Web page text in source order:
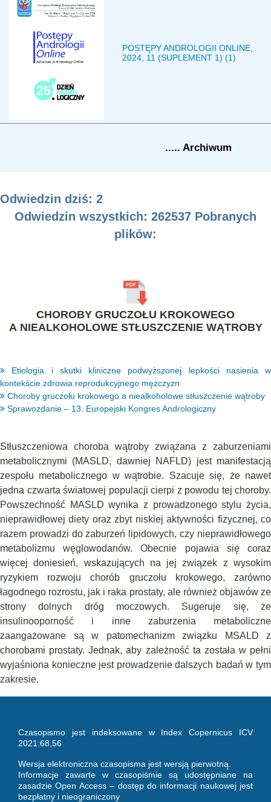
POSTĘPY ANDROLOGII ONLINE,
2024, 11 (SUPLEMENT 1) (1)
..... Archiwum
Odwiedzin dziś: 2
Odwiedzin wszystkich: 262537 Pobranych
plików:
CHOROBY GRUCZOŁU KROKOWEGO
A NIEALKOHOLOWE STŁUSZCZENIE WĄTROBY
Etiologia i skutki kliniczne podwyższonej lepkości nasienia w
kontekście zdrowia reprodukcyjnego mężczyzn
Choroby gruczołu krokowego a niealkoholowe stłuszczenie wątroby
Sprawozdanie – 13. Europejski Kongres Andrologiczny
Stłuszczeniowa choroba wątroby związana z zaburzeniami
metabolicznymi (MASLD, dawniej NAFLD) jest manifestacją
zespołu meta­bolicznego w wątrobie. Szacuje się, że nawet
jedna czwarta światowej populacji cierpi z powodu tej choroby.
Powszechność MASLD wynika z prowadzonego stylu życia,
nieprawidłowej diety oraz zbyt niskiej aktywności fizycznej, co
razem prowadzi do zaburzeń lipi­dowych, czy nieprawidłowego
metabolizmu węglowodanów. Obecnie pojawia się coraz
więcej doniesień, wskazujących na jej związek z wysokim
ryzykiem rozwoju chorób gruczołu krokowego, zarówno
łagodnego rozrostu, jak i raka prostaty, ale również objawów ze
strony dolnych dróg moczowych. Sugeruje się, że
insulinooporność i inne zaburzenia metaboliczne
zaangażowane są w patome­chanizm związku MSALD z
chorobami prostaty. Jednak, aby zależność ta została w pełni
wyjaśniona konieczne jest prowadzenie dalszych badań w tym
zakresie.
Czasopismo jest indeksowane w Index Copernicus ICV
2021:68,56
Wersja elektroniczna czasopisma jest wersją pierwotną.
Informacje zawarte w czasopiśmie są udostępniane na
zasadzie Open Access – dostęp do informacji naukowej jest
bezpłatny i nieograniczony